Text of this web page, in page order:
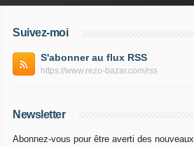
Suivez-moi
S'abonner au flux RSS
https://www.rezo-bazar.com/rss
Newsletter
Abonnez-vous pour être averti des nouveaux